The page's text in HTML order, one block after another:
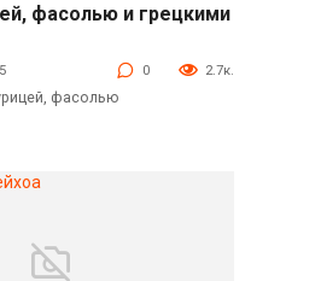
фасолью и грецкими
5 0 2.7к.
фасолью